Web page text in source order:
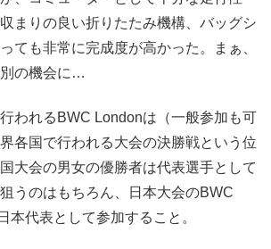
まりの良い折りたたみ機構、バッグシ
ても非常に完成度が高かった。まぁ、
の機会に…
われるBWC Londonは（一般参加も可
各国で行われる大会の決勝戦という位
大会の男女の優勝者は代表選手として
うのはもちろん、日本大会のBWC
本代表として参加すること。